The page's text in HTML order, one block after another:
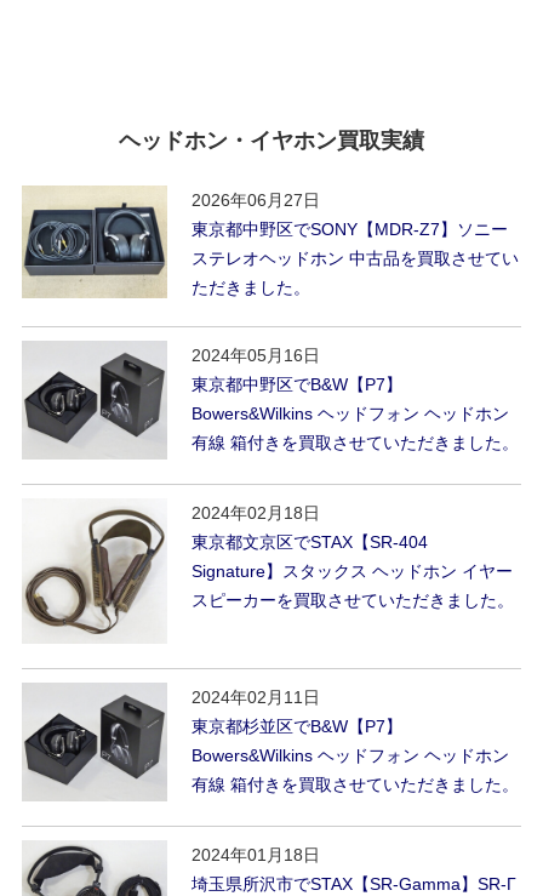
ヘッドホン・イヤホン買取実績
2026年06月27日
東京都中野区でSONY【MDR-Z7】ソニー
ステレオヘッドホン 中古品を買取させてい
ただきました。
2024年05月16日
東京都中野区でB&W【P7】
Bowers&Wilkins ヘッドフォン ヘッドホン
有線 箱付きを買取させていただきました。
2024年02月18日
東京都文京区でSTAX【SR-404
Signature】スタックス ヘッドホン イヤー
スピーカーを買取させていただきました。
2024年02月11日
東京都杉並区でB&W【P7】
Bowers&Wilkins ヘッドフォン ヘッドホン
有線 箱付きを買取させていただきました。
2024年01月18日
埼玉県所沢市でSTAX【SR-Gamma】SR-Γ